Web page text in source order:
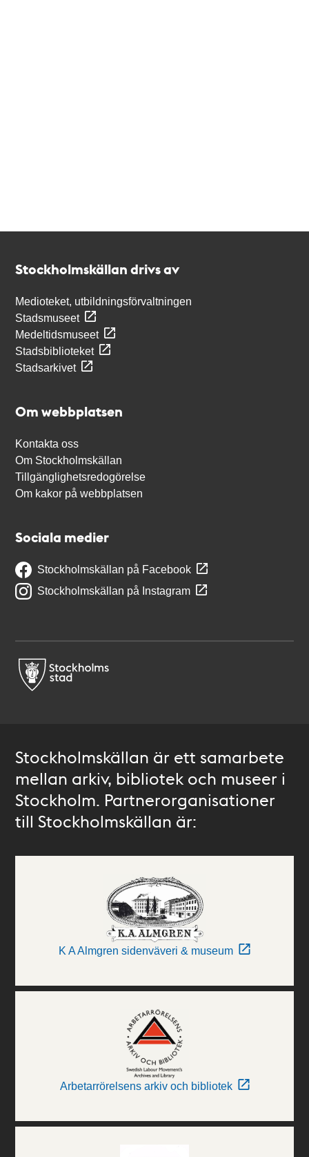
Stockholmskällan drivs av
Medioteket, utbildningsförvaltningen
Stadsmuseet
Medeltidsmuseet
Stadsbiblioteket
Stadsarkivet
Om webbplatsen
Kontakta oss
Om Stockholmskällan
Tillgänglighetsredogörelse
Om kakor på webbplatsen
Sociala medier
Stockholmskällan på Facebook
Stockholmskällan på Instagram
Stockholmskällan är ett samarbete
mellan arkiv, bibliotek och museer i
Stockholm. Partnerorganisationer
till Stockholmskällan är:
K A Almgren sidenväveri & museum
Arbetarrörelsens arkiv och bibliotek